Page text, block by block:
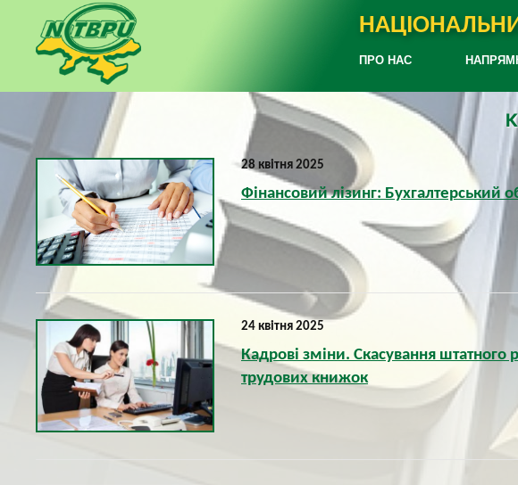
ПРО НАС
28 квітня 2025
Фінансовий лізинг: Бухгалтерський
24 квітня 2025
Кадрові зміни. Скасування
трудових книжок